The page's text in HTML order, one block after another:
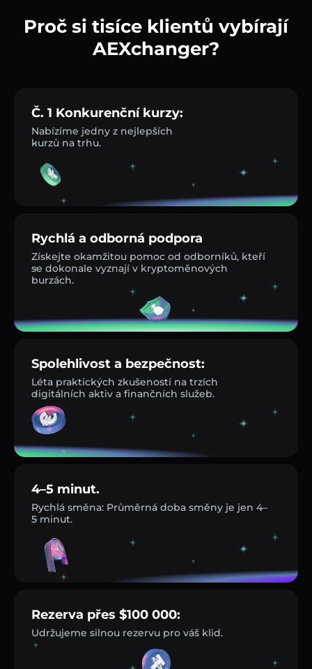
Proč si tisíce klientů vybírají
AEXchanger?
Č. 1 Konkurenční kurzy:
Nabízíme jedny z nejlepších
kurzů na trhu.
Rychlá a odborná podpora
Získejte okamžitou pomoc od odborníků, kteří
se dokonale vyznají v kryptoměnových
burzách.
Spolehlivost a bezpečnost:
Léta praktických zkušeností na trzích
digitálních aktiv a finančních služeb.
4–5 minut.
Rychlá směna: Průměrná doba směny je jen 4–
5 minut.
Rezerva přes $100 000:
Udržujeme silnou rezervu pro váš klid.